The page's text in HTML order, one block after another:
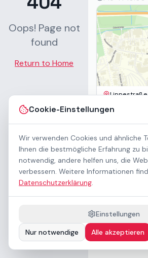
Cookie-Einstellungen
Wir verwenden Cookies und ähnliche
Ihnen die bestmögliche Erfahrung zu
notwendig, andere helfen uns, die
verbessern. Weitere Informationen
Datenschutzerklärung.
Einstellungen
Nur notwendige
Alle akzeptieren
Oops! Page not
found
Return to Home
Lippestraße
Impressum
Barrierefreiheit
Kontakt
Cookie-
Downloads
Preisliste
Barrierefrei